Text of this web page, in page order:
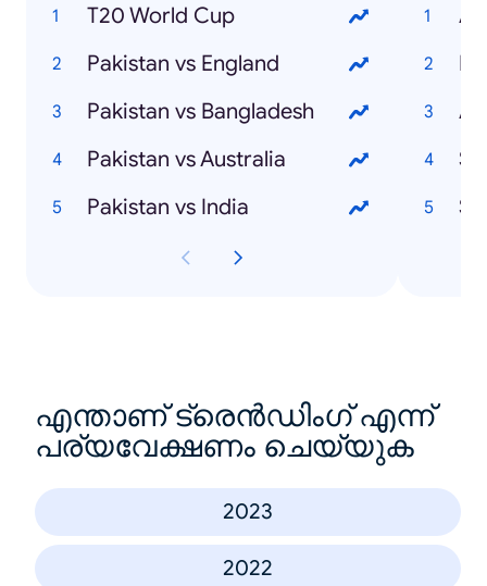
T20 World Cup
Pakistan vs England
Pakistan vs Bangladesh
Pakistan vs Australia
Pakistan vs India
എന്താണ് ട്രെൻഡിംഗ് എന്ന്
പര്യവേക്ഷണം ചെയ്യുക
2023
2022